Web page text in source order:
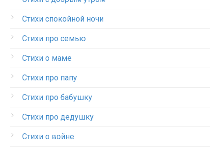
Стихи спокойной ночи
Стихи про семью
Стихи о маме
Стихи про папу
Стихи про бабушку
Стихи про дедушку
Стихи о войне